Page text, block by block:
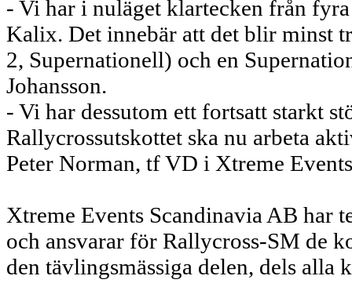
- Vi har i nuläget klartecken från
Kalix. Det innebär att det blir minst
2, Supernationell) och en
Johansson.
- Vi har dessutom ett fortsatt starkt
Rallycrossutskottet ska nu arbeta
Peter Norman, tf VD i Xtreme
Xtreme Events Scandinavia AB har
och ansvarar för Rallycross-SM de
den tävlingsmässiga delen, dels alla